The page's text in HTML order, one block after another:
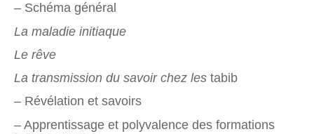
– Schéma général
La maladie initiaque
Le rêve
La transmission du savoir chez les tabib
– Révélation et savoirs
– Apprentissage et polyvalence des formations